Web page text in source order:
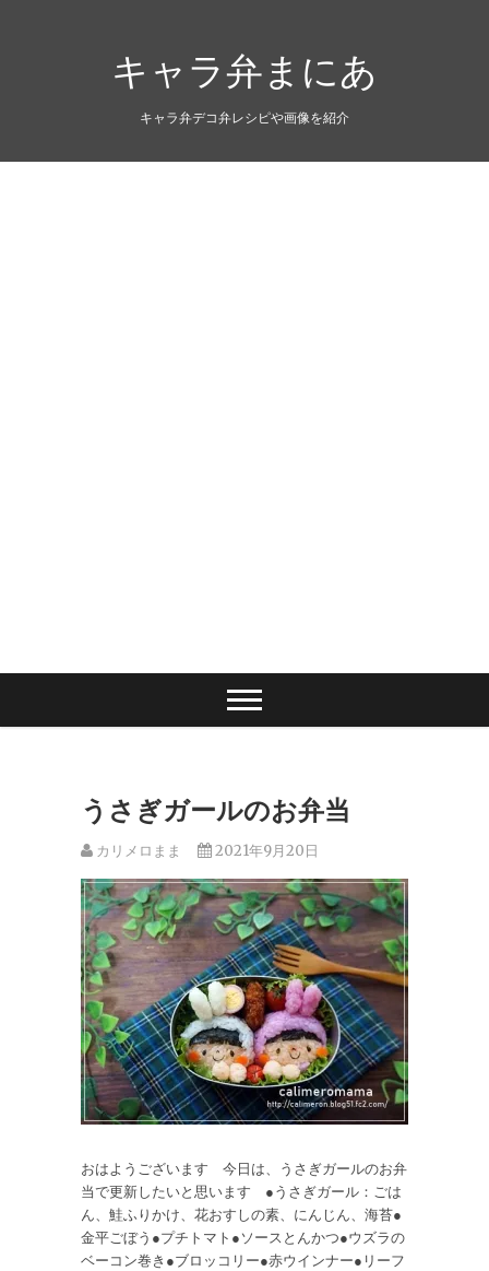
キャラ弁まにあ
キャラ弁デコ弁レシピや画像を紹介
うさぎガールのお弁当
カリメロまま 2021年9月20日
おはようございます 今日は、うさぎガールのお弁
当で更新したいと思います ●うさぎガール：ごは
ん、鮭ふりかけ、花おすしの素、にんじん、海苔●
金平ごぼう●プチトマト●ソースとんかつ●ウズラの
ベーコン巻き●ブロッコリー●赤ウインナー●リーフ